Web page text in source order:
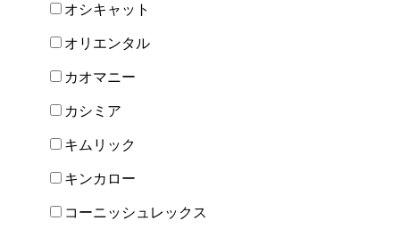
オシキャット
オリエンタル
カオマニー
カシミア
キムリック
キンカロー
コーニッシュレックス